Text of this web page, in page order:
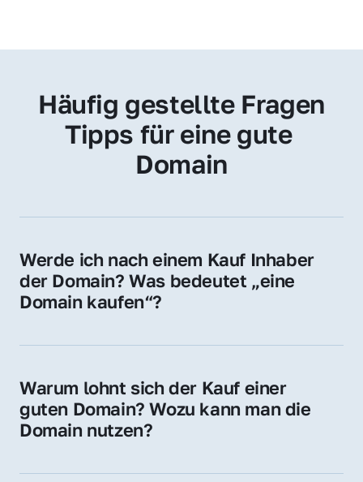
Häufig gestellte Fragen
Tipps für eine gute
Domain
Werde ich nach einem Kauf Inhaber
der Domain? Was bedeutet „eine
Domain kaufen“?
Sie erhalten alle Rechte zur Nutzung,
Domain.
Warum lohnt sich der Kauf einer
guten Domain? Wozu kann man die
Domain nutzen?